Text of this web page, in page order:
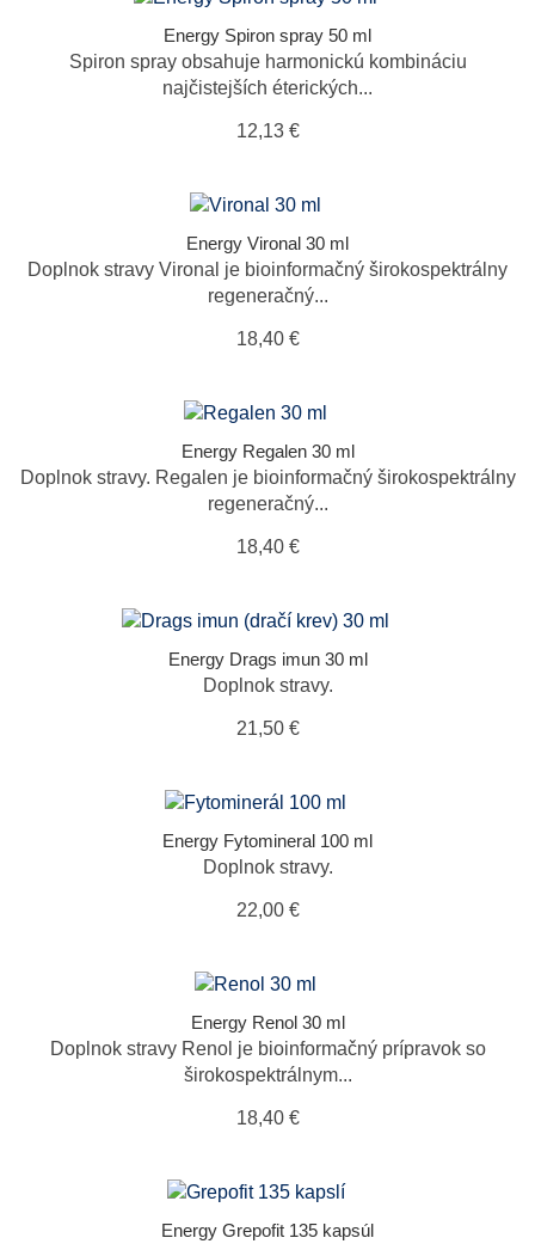
Energy Spiron spray 50 ml
Spiron spray obsahuje harmonickú kombináciu
najčistejších éterických...
12,13 €
Energy Vironal 30 ml
Doplnok stravy Vironal je bioinformačný širokospektrálny
regeneračný...
18,40 €
Energy Regalen 30 ml
Doplnok stravy. Regalen je bioinformačný širokospektrálny
regeneračný...
18,40 €
Energy Drags imun 30 ml
Doplnok stravy.
21,50 €
Energy Fytomineral 100 ml
Doplnok stravy.
22,00 €
Energy Renol 30 ml
Doplnok stravy Renol je bioinformačný prípravok so
širokospektrálnym...
18,40 €
Energy Grepofit 135 kapsúl